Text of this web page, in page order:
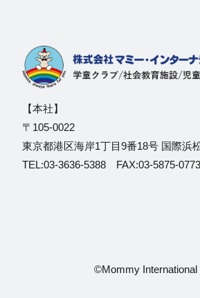
【本社】
〒105-0022
東京都港区海岸1丁目9番18号 国際浜
TEL:03-3636-5388 FAX:03-5875-0773
©Mommy International